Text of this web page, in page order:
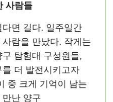
사람들
면 길다. 일주일간
람을 만났다. 작게는
탐험대 구성원들,
더 발전시키고자
중 크게 기억이 남는
난 양구